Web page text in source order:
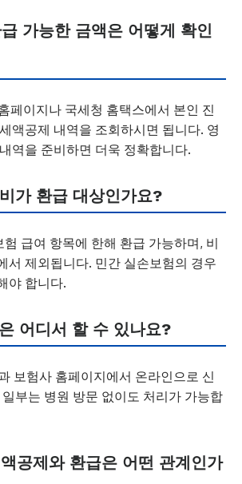
가능한 금액은 어떻게 확인
페이지나 국세청 홈택스에서 본인 진
액공제 내역을 조회하시면 됩니다. 영
역을 준비하면 더욱 정확합니다.
가 환급 대상인가요?
급여 항목에 한해 환급 가능하며, 비
서 제외됩니다. 민간 실손보험의 경우
야 합니다.
어디서 할 수 있나요?
보험사 홈페이지에서 온라인으로 신
부는 병원 방문 없이도 처리가 가능합
공제와 환급은 어떤 관계인가